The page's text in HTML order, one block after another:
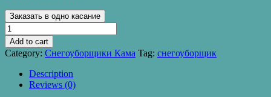
Заказать в одно касание
Снегоуборочная
машина
Fest
СУ57-
6ЭНД
quantity
Add to cart
Category: Снегоуборщики Кама Tag: снегоуборщик
Description
Reviews (0)